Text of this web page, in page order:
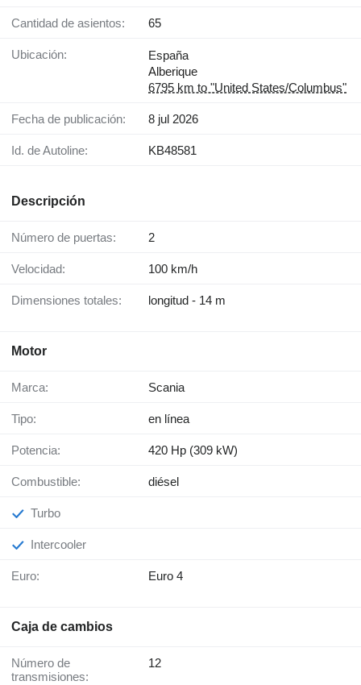
Cantidad de asientos: 65
Ubicación:
España
Alberique
6795 km to "United States/Columbus"
Fecha de publicación: 8 jul 2026
Id. de Autoline: KB48581
Descripción
Número de puertas: 2
Velocidad: 100 km/h
Dimensiones totales: longitud - 14 m
Motor
Marca: Scania
Tipo: en línea
Potencia: 420 Hp (309 kW)
Combustible: diésel
Turbo
Intercooler
Euro: Euro 4
Caja de cambios
Número de
transmisiones:
12